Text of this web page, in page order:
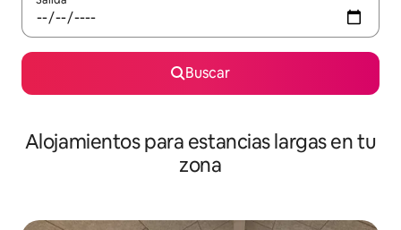
Buscar
Alojamientos para estancias largas en tu
zona